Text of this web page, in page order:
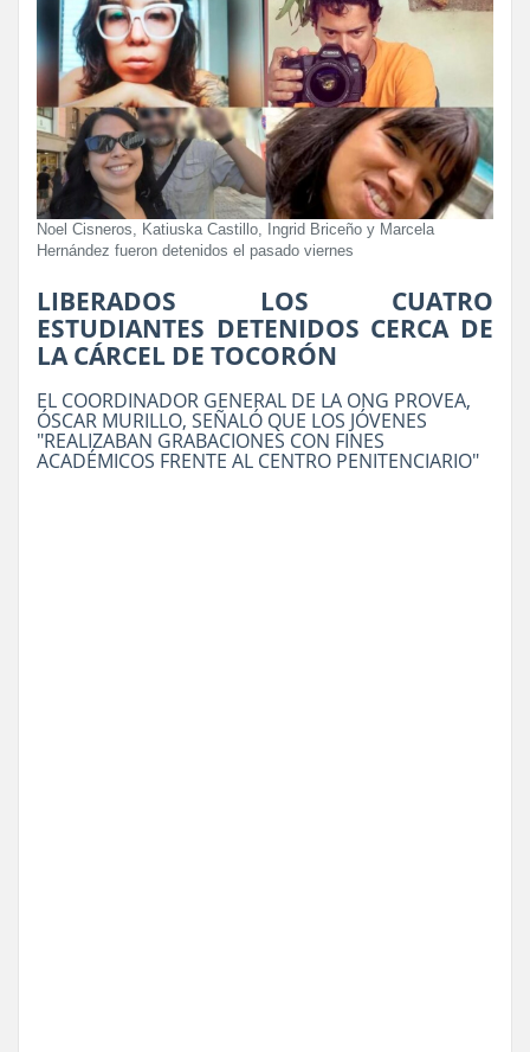
Noel Cisneros, Katiuska Castillo, Ingrid Briceño y Marcela
Hernández fueron detenidos el pasado viernes
LIBERADOS LOS CUATRO
ESTUDIANTES DETENIDOS CERCA DE
LA CÁRCEL DE TOCORÓN
EL COORDINADOR GENERAL DE LA ONG PROVEA,
ÓSCAR MURILLO, SEÑALÓ QUE LOS JÓVENES
"REALIZABAN GRABACIONES CON FINES
ACADÉMICOS FRENTE AL CENTRO PENITENCIARIO"